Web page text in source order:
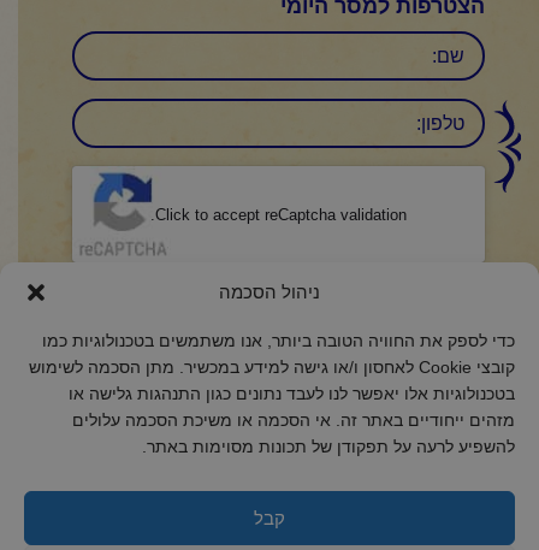
ניהול הסכמה
כדי לספק את החוויה הטובה ביותר, אנו משתמשים בטכנולוגיות כמו
קובצי Cookie לאחסון ו/או גישה למידע במכשיר. מתן הסכמה לשימוש
בטכנולוגיות אלו יאפשר לנו לעבד נתונים כגון התנהגות גלישה או
מזהים ייחודיים באתר זה. אי הסכמה או משיכת הסכמה עלולים
להשפיע לרעה על תפקודן של תכונות מסוימות באתר.
קבל
הצטרפות למסר היומי
שם
טלפון:
Click to accept reCaptcha validation.
מדיניות פרטיות